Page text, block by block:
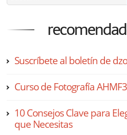
Suscríbete al boletín de
Curso de Fotografía
10 Consejos Clave para
que Necesitas